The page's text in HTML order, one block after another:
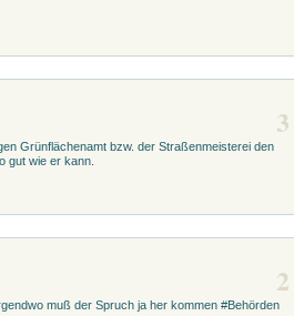
3
Grünflächenamt bzw. der Straßenmeisterei den
wie er kann.
2
muß der Spruch ja her kommen #Behörden